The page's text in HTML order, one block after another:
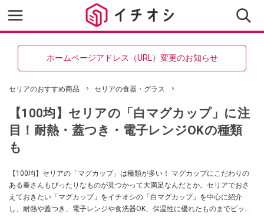
ホームページアドレス（URL）変更のお知らせ
セリアのおすすめ商品 セリアの食器・グラス
【100均】セリアの「白マグカップ」に注
目！耐熱・蓋つき・電子レンジOKの種類
も
【100均】セリアの「マグカップ」は種類が多い！ マグカップにこだわりの
ある秦さんもぴったりなものが見つかって大満足なんだとか。セリアでおさ
えておきたい「マグカップ」をイチオシの「白マグカップ」を中心に紹介
し、耐熱や蓋つき、電子レンジや食洗器OK、保温性に優れたものまでピック